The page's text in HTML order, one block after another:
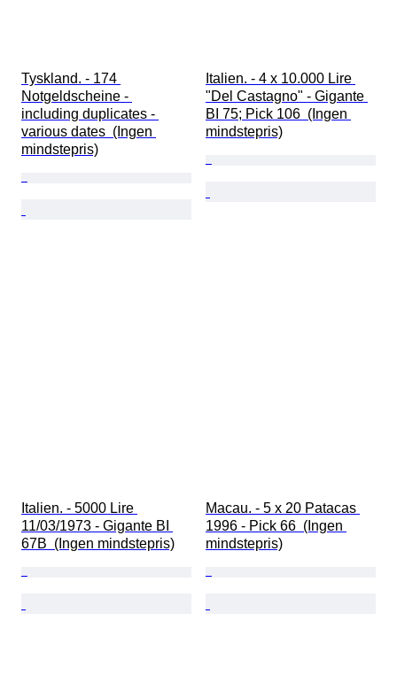
Tyskland. - 174
Notgeldscheine -
including duplicates -
various dates  (Ingen
mindstepris)
Italien. - 4 x 10.000 Lire
"Del Castagno" - Gigante
BI 75; Pick 106  (Ingen
mindstepris)
Italien. - 5000 Lire
11/03/1973 - Gigante BI
67B  (Ingen mindstepris)
Macau. - 5 x 20 Patacas
1996 - Pick 66  (Ingen
mindstepris)